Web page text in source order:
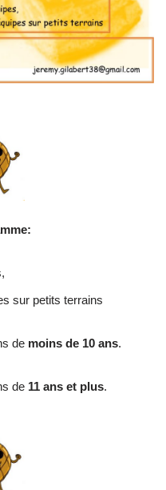
sur petits terrains
de moins de 10 ans.
de 11 ans et plus.